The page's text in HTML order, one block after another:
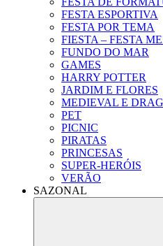
FESTA ESPORTIVA
FESTA POR TEMA
FIESTA – FESTA
FUNDO DO MAR
GAMES
HARRY POTTER
JARDIM E FLORES
MEDIEVAL E
PET
PICNIC
PIRATAS
PRINCESAS
SUPER-HERÓIS
VERÃO
SAZONAL